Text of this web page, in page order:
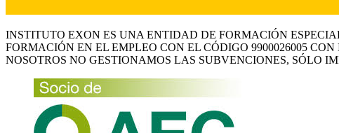
INSTITUTO EXON ES UNA ENTIDAD DE FORMACIÓN
FORMACIÓN EN EL EMPLEO CON EL CÓDIGO 9900026005
NOSOTROS NO GESTIONAMOS LAS SUBVENCIONES, SÓLO